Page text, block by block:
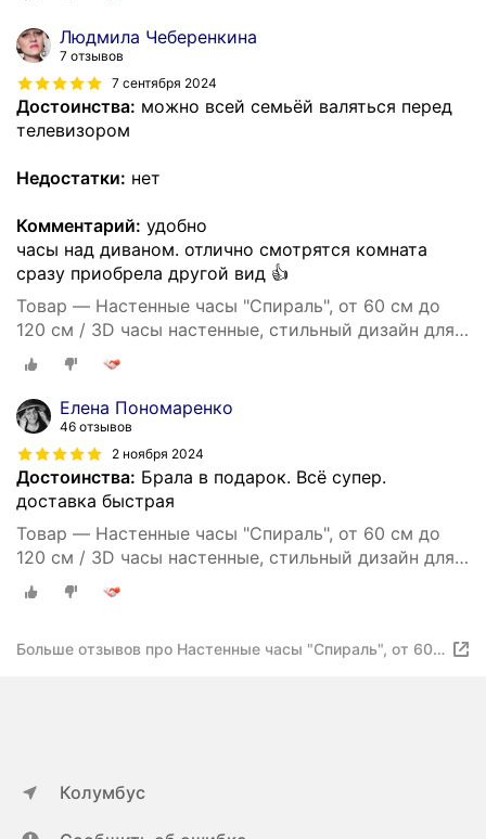
Людмила Чеберенкина
7 отзывов
7 сентября 2024
Достоинства: можно всей семьёй валяться перед
телевизором
Недостатки: нет
Комментарий: удобно
часы над диваном. отлично смотрятся комната
сразу приобрела другой вид 👍
Товар — Настенные часы "Спираль", от 60 см до
120 см / 3D часы настенные, стильный дизайн для
дома / Часы в стиле минимализм
Елена Пономаренко
46 отзывов
2 ноября 2024
Достоинства: Брала в подарок. Всё супер.
доставка быстрая
Товар — Настенные часы "Спираль", от 60 см до
120 см / 3D часы настенные, стильный дизайн для
дома / Часы в стиле минимализм
Больше отзывов про Настенные часы "Спираль", от 60
Колумбус